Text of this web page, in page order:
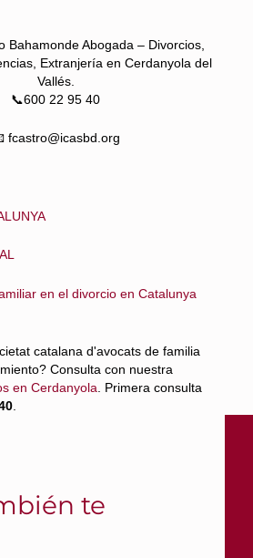
Bahamonde Abogada – Divorcios,
Extranjería en Cerdanyola del
Vallés.
📞600 22 95 40
fcastro@icasbd.org
en el divorcio en Catalunya
Consulta con nuestra
en Cerdanyola . Primera consulta
.
te